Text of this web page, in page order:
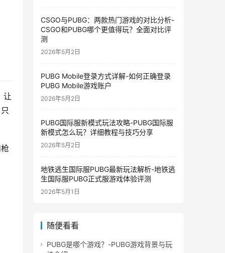
让
CSGO与PUBG：两款热门游戏的对比分析-
CSGO和PUBG哪个更值得玩？全面对比评
测
2026年5月2日
PUBG Mobile登录方式详解-如何正确登录
PUBG Mobile游戏账户
2026年5月2日
PUBG国际服新模式玩法攻略-PUBG国际服
新模式怎么玩？详细教程与技巧分享
2026年5月2日
地铁逃生国际服PUBG最新玩法解析-地铁逃
生国际服PUBG正式服游戏体验评测
2026年5月1日
随便看看
PUBG是哪个游戏？-PUBG游戏背景与玩